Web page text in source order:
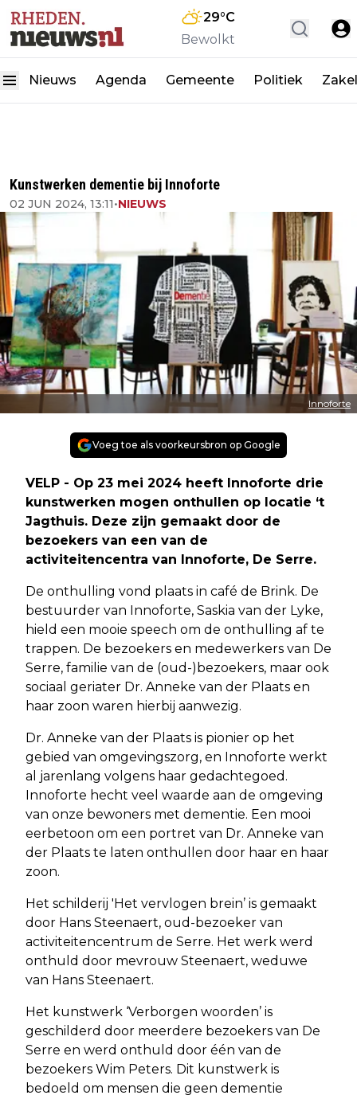
29°C
Bewolkt
Nieuws Agenda Gemeente Politiek
Kunstwerken dementie bij Innoforte
02 JUN 2024, 13:11•NIEUWS
Innoforte
Voeg toe als voorkeursbron op Google
VELP - Op 23 mei 2024 heeft Innoforte drie
kunstwerken mogen onthullen op locatie ‘t
Jagthuis. Deze zijn gemaakt door de
bezoekers van een van de
activiteitencentra van Innoforte, De Serre.
De onthulling vond plaats in café de Brink. De
bestuurder van Innoforte, Saskia van der Lyke,
hield een mooie speech om de onthulling af te
trappen. De bezoekers en medewerkers van De
Serre, familie van de (oud-)bezoekers, maar ook
sociaal geriater Dr. Anneke van der Plaats en
haar zoon waren hierbij aanwezig.
Dr. Anneke van der Plaats is pionier op het
gebied van omgevingszorg, en Innoforte werkt
al jarenlang volgens haar gedachtegoed.
Innoforte hecht veel waarde aan de omgeving
van onze bewoners met dementie. Een mooi
eerbetoon om een portret van Dr. Anneke van
der Plaats te laten onthullen door haar en haar
zoon.
Het schilderij 'Het vervlogen brein’ is gemaakt
door Hans Steenaert, oud-bezoeker van
activiteitencentrum de Serre. Het werk werd
onthuld door mevrouw Steenaert, weduwe
van Hans Steenaert.
Het kunstwerk ‘Verborgen woorden’ is
geschilderd door meerdere bezoekers van De
Serre en werd onthuld door één van de
bezoekers Wim Peters. Dit kunstwerk is
bedoeld om mensen die geen dementie